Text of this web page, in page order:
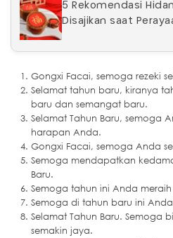
5 Rekomendasi
Disajikan saat
Gongxi Facai, semoga rezeki
Selamat tahun baru, kiranya
baru dan semangat baru.
Selamat Tahun Baru, semoga
harapan Anda.
Gongxi Facai, semoga Anda
Semoga mendapatkan
Baru.
Semoga tahun ini Anda meraih
Semoga di tahun baru ini
Selamat Tahun Baru. Semoga
semakin jaya.